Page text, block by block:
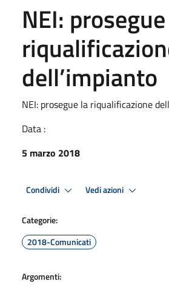
NEI:
dell’impianto
NEI: prosegue la riqualificazione
Data :
5 marzo 2018
Condividi Vedi azioni
Categorie:
2018-Comunicati
Argomenti: